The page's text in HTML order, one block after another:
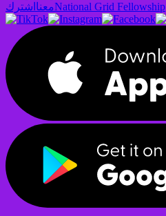
معنا اشترك National Grid Fellowship